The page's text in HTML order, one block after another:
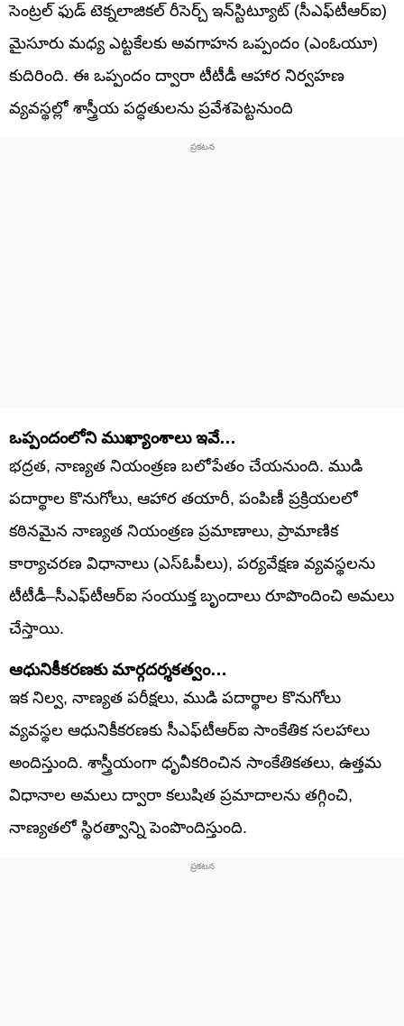
సెంట్రల్ ఫుడ్ టెక్నలాజికల్ రీసెర్చ్ ఇన్‌స్టిట్యూట్ (సీఎఫ్‌టీఆర్‌ఐ)
మైసూరు మధ్య ఎట్టకేలకు అవగాహన ఒప్పందం (ఎంఓయూ)
కుదిరింది. ఈ ఒప్పందం ద్వారా టీటీడీ ఆహార నిర్వహణ
వ్యవస్థల్లో శాస్త్రీయ పద్ధతులను ప్రవేశపెట్టనుంది
ఒప్పందంలోని ముఖ్యాంశాలు ఇవే…
భద్రత, నాణ్యత నియంత్రణ బలోపేతం చేయనుంది. ముడి
పదార్థాల కొనుగోలు, ఆహార తయారీ, పంపిణీ ప్రక్రియలలో
కఠినమైన నాణ్యత నియంత్రణ ప్రమాణాలు, ప్రామాణిక
కార్యాచరణ విధానాలు (ఎస్‌ఓపీలు), పర్యవేక్షణ వ్యవస్థలను
టీటీడీ–సీఎఫ్‌టీఆర్‌ఐ సంయుక్త బృందాలు రూపొందించి అమలు
చేస్తాయి.
ఆధునికీకరణకు మార్గదర్శకత్వం…
ఇక నిల్వ, నాణ్యత పరీక్షలు, ముడి పదార్థాల కొనుగోలు
వ్యవస్థల ఆధునికీకరణకు సీఎఫ్‌టీఆర్‌ఐ సాంకేతిక సలహాలు
అందిస్తుంది. శాస్త్రీయంగా ధృవీకరించిన సాంకేతికతలు, ఉత్తమ
విధానాల అమలు ద్వారా కలుషిత ప్రమాదాలను తగ్గించి,
నాణ్యతలో స్థిరత్వాన్ని పెంపొందిస్తుంది.